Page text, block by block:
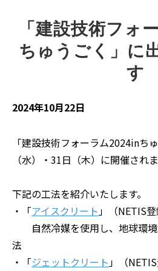
「建設技術フォ
ちゅうごく」に
す
2024年10月22日
「建設技術フォーラム2024inち
（水）・31日（木）に開催されま
下記の工法を紹介いたします。
・「アイスクリート」（NETIS
自然冷媒を使用し、地球環境
法
・「ジェットクリート」（NETIS